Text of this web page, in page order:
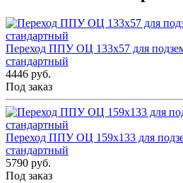
Переход ППУ ОЦ 133x57 для
стандартный
4446 руб.
Под заказ
Переход ППУ ОЦ 159x133 для
стандартный
5790 руб.
Под заказ